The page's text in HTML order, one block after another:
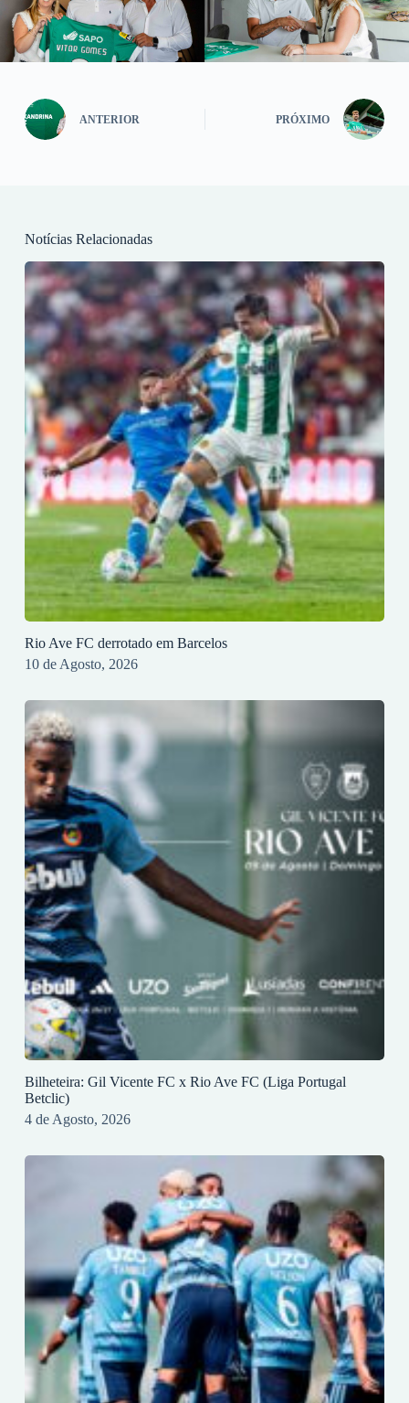
ANTERIOR PRÓXIMO
Notícias Relacionadas
Rio Ave FC derrotado em Barcelos
10 de Agosto, 2026
Bilheteira: Gil Vicente FC x Rio Ave FC (Liga Portugal
Betclic)
4 de Agosto, 2026